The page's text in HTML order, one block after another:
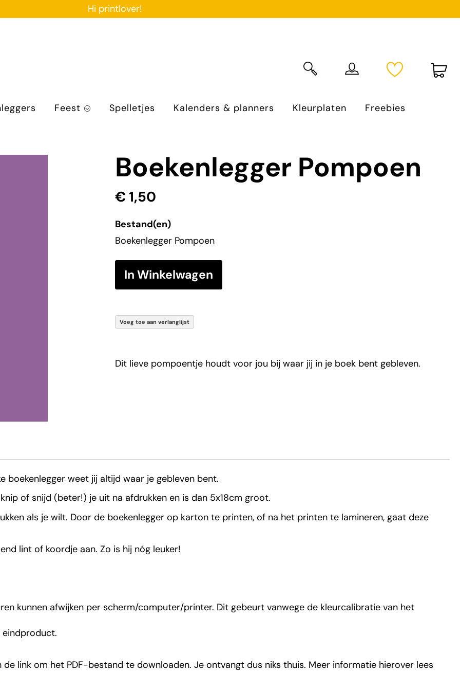
Ga
naar
Hi printlover!
Feest Spelletjes Kalenders & planners Kleurplaten Freebies
Boekenlegger Pompoen
€ 1,50
Bestand(en)
Boekenlegger Pompoen
In Winkelwagen
Voeg toe aan verlanglijst
Dit lieve pompoentje houdt voor jou bij waar jij in je boek bent gebleven.
boekenlegger weet jij altijd waar je gebleven bent.
of snijd (beter!) je uit na afdrukken en is dan 5x18cm groot.
als je wilt. Door de boekenlegger op karton te printen, of na het printen te lamineren, gaat deze
lint of koordje aan. Zo is hij nóg leuker!
kunnen afwijken per scherm/computer/printer. Dit gebeurt vanwege de kleurcalibratie van het
eindproduct.
link om het PDF-bestand te downloaden. Je ontvangt dus niks thuis. Meer informatie hierover lees